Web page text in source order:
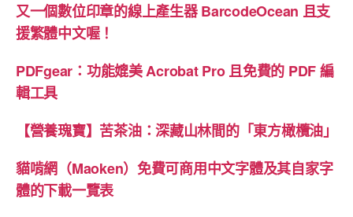
又一個數位印章的線上產生器 BarcodeOcean 且支
援繁體中文喔！
PDFgear：功能媲美 Acrobat Pro 且免費的 PDF 編
輯工具
【營養瑰寶】苦茶油：深藏山林間的「東方橄欖油」
貓啃網（Maoken）免費可商用中文字體及其自家字
體的下載一覽表